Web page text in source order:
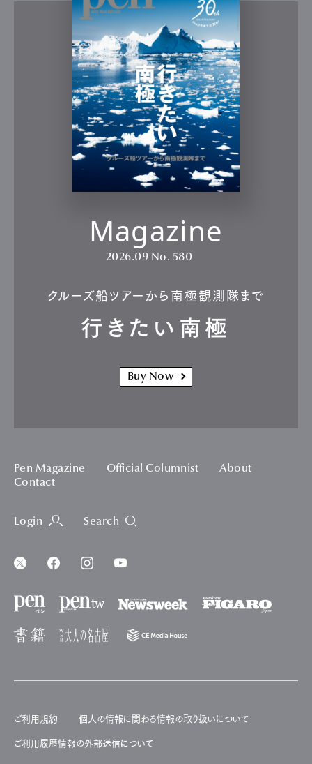
Magazine
2026.09 No. 580
クルーズ船ツアーから南極観測隊まで
行きたい南極
Buy Now
Pen Magazine Official Columnist
About
Contact
Login Search
ご利用規約 個人の情報に関わる情報の取り扱いについて
ご利用履歴情報の外部送信について